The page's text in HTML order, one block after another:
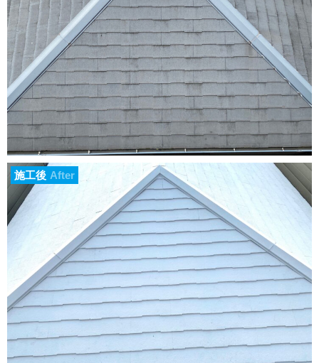
施工後 After